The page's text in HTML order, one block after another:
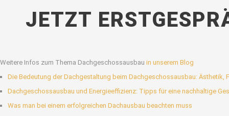
JETZT
Weitere Infos zum Thema Dachgeschossausbau in unserem Blog
Die Bedeutung der Dachgestaltung beim Dachgeschossausbau: Ästhetik,
Dachgeschossausbau und Energieeffizienz: Tipps für eine nachhaltige
Was man bei einem erfolgreichen Dachausbau beachten muss